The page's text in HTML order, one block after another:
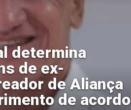
determina
de ex-
de Aliança
de acordo